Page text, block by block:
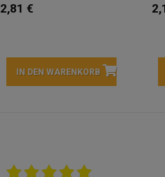
2,81 €
IN DEN WARENKORB